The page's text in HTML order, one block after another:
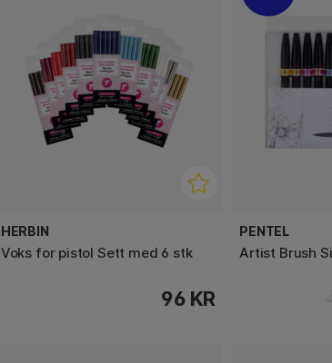
HERBIN
Voks for pistol Sett med 6 stk
96 KR
PENTEL
Artist Brush